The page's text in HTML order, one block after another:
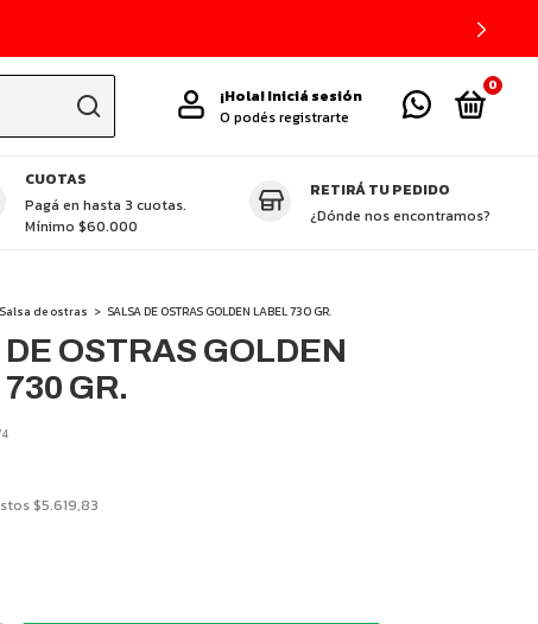
¡Hola!Iniciá sesión
O podés registrarte
0
DESTACADAS CUCHILLOS ZHEN
CUOTAS
Pagá en hasta 3 cuotas.
Mínimo $60.000
RETIRÁ TU PEDIDO
¿Dónde nos encontramos?
Salsa de ostras > SALSA DE OSTRAS GOLDEN LABEL 730 GR.
OSTRAS GOLDEN
GR.
$5.619,83